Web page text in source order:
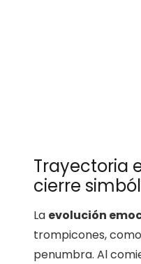
Trayectoria
cierre
La evolución
trompicones,
penumbra. Al